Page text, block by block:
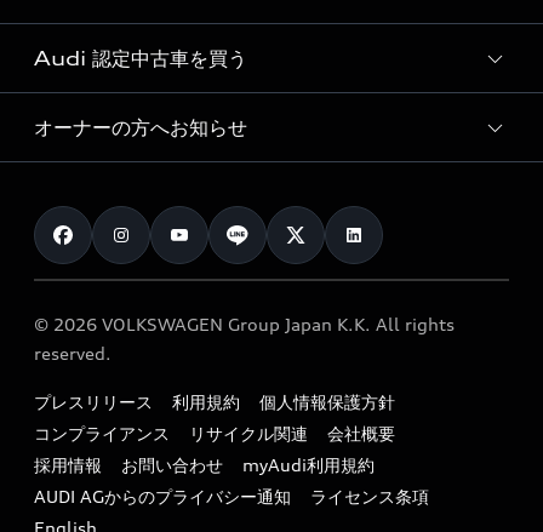
見積り依頼
試乗予約
e-tronラインアップ
価格シミュレーション
車両比較
カタログ一覧
オンラインショップ
Audi collection
アウディナビアプリ
サービス入庫予約
サービスプログラム
メンテナンス
車検 / 定期点検
e-tronアフターサポート
myAudi
Audi 認定中古車を買う
Audi認定中古車
クオリティ
保証
メンテナンス
ファイナンス
キャンペーン / イベント
買取査定
オーナーの方へお知らせ
お知らせ
オーナー様向けキャンペーン
特定整備適用車一覧
リサイクル法
よくある質問（FAQ）
© 2026 VOLKSWAGEN Group Japan K.K. All rights
reserved.
プレスリリース 利用規約
個人情報保護方針
コンプライアンス
リサイクル関連
会社概要
採用情報
お問い合わせ
myAudi利用規約
AUDI AGからのプライバシー通知
ライセンス条項
English